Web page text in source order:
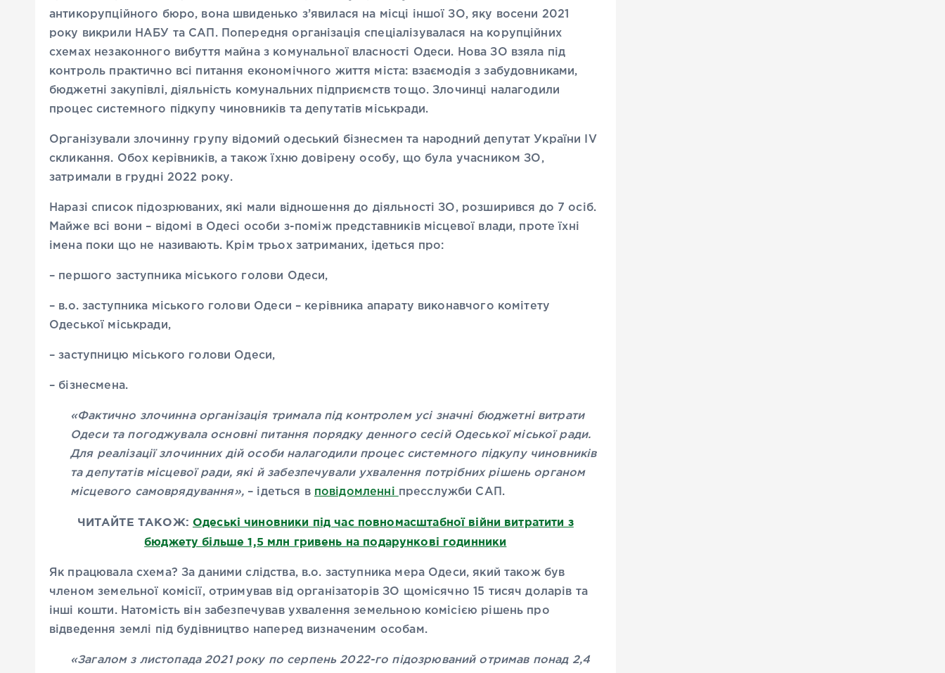
антикорупційного бюро, вона швиденько з’явилася на місці іншої ЗО, яку восени 2021
року викрили НАБУ та САП. Попередня організація спеціалізувалася на корупційних
схемах незаконного вибуття майна з комунальної власності Одеси. Нова ЗО взяла під
контроль практично всі питання економічного життя міста: взаємодія з забудовниками,
бюджетні закупівлі, діяльність комунальних підприємств тощо. Злочинці налагодили
процес системного підкупу чиновників та депутатів міськради.
Організували злочинну групу відомий одеський бізнесмен та народний депутат України IV
скликання. Обох керівників, а також їхню довірену особу, що була учасником ЗО,
затримали в грудні 2022 року.
Наразі список підозрюваних, які мали відношення до діяльності ЗО, розширився до 7 осіб.
Майже всі вони – відомі в Одесі особи з-поміж представників місцевої влади, проте їхні
імена поки що не називають. Крім трьох затриманих, ідеться про:
– першого заступника міського голови Одеси,
– в.о. заступника міського голови Одеси – керівника апарату виконавчого комітету
Одеської міськради,
– заступницю міського голови Одеси,
– бізнесмена.
«Фактично злочинна організація тримала під контролем усі значні бюджетні витрати
Одеси та погоджувала основні питання порядку денного сесій Одеської міської ради.
Для реалізації злочинних дій особи налагодили процес системного підкупу чиновників
та депутатів місцевої ради, які й забезпечували ухвалення потрібних рішень органом
місцевого самоврядування»,– ідеться в повідомленні пресслужби САП.
ЧИТАЙТЕ ТАКОЖ: Одеські чиновники під час повномасштабної війни витратити з
бюджету більше 1,5 млн гривень на подарункові годинники
Як працювала схема? За даними слідства, в.о. заступника мера Одеси, який також був
членом земельної комісії, отримував від організаторів ЗО щомісячно 15 тисяч доларів та
інші кошти. Натомість він забезпечував ухвалення земельною комісією рішень про
відведення землі під будівництво наперед визначеним особам.
«Загалом з листопада 2021 року по серпень 2022-го підозрюваний отримав понад 2,4